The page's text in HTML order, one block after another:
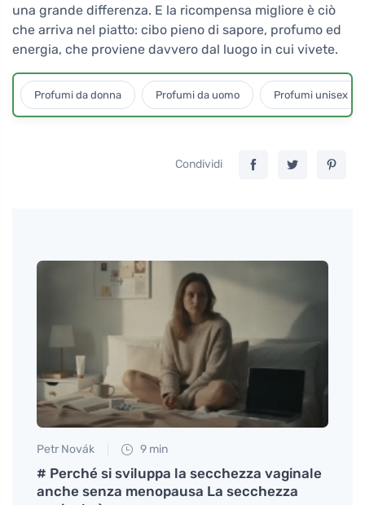
una grande differenza. E la ricompensa migliore è ciò
che arriva nel piatto: cibo pieno di sapore, profumo ed
energia, che proviene davvero dal luogo in cui vivete.
Profumi da donna Profumi da uomo Profumi unisex
Condividi
Petr Novák 9 min
# Perché si sviluppa la secchezza vaginale
anche senza menopausa La secchezza